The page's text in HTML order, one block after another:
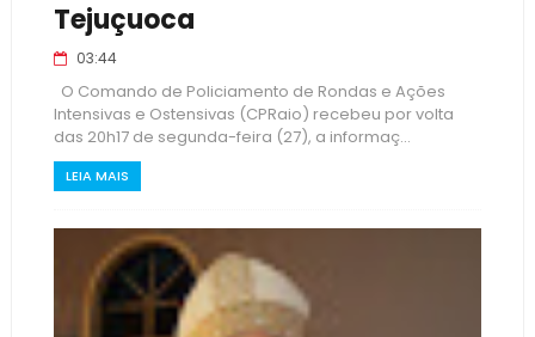
Tejuçuoca
03:44
O Comando de Policiamento de Rondas e Ações
Intensivas e Ostensivas (CPRaio) recebeu por volta
das 20h17 de segunda-feira (27), a informaç...
LEIA MAIS